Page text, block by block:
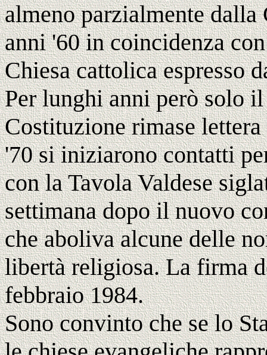
almeno parzialmente
anni '60 in coincidenza
Chiesa cattolica espresso
Per lunghi anni però solo
Costituzione rimase
'70 si iniziarono contatti
con la Tavola Valdese
settimana dopo il nuovo
che aboliva alcune delle
libertà religiosa. La firma
febbraio 1984.
Sono convinto che se lo